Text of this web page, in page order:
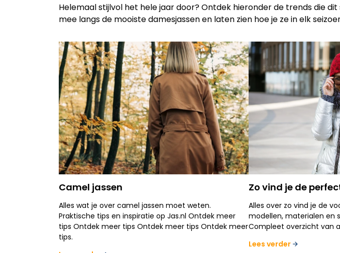
Helemaal stijlvol het hele jaar door? Ontdek hieronder de trends die
mee langs de mooiste damesjassen en laten zien hoe je ze in elk
Camel jassen
Alles wat je over camel jassen moet weten.
Praktische tips en inspiratie op Jas.nl Ontdek meer
tips Ontdek meer tips Ontdek meer tips Ontdek meer
tips.
Zo vind je de
Alles over zo vind je de
modellen, materialen en
Compleet overzicht van
Lees verder